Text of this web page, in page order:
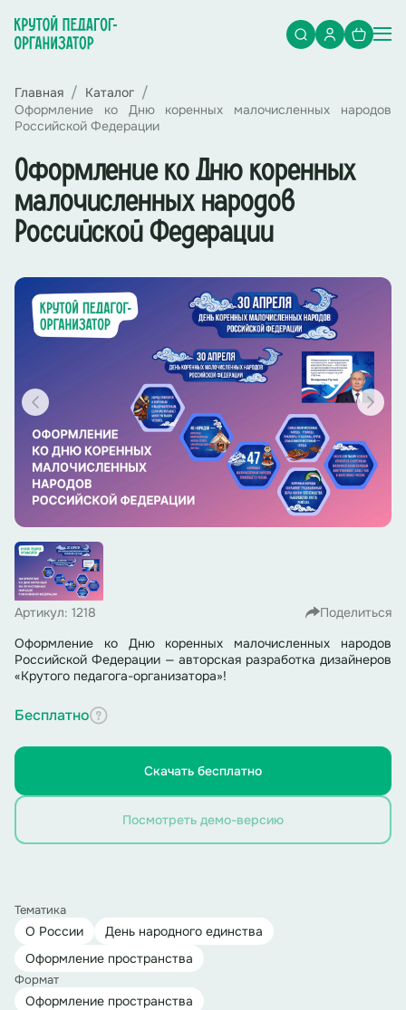
Главная
Каталог
Оформление ко Дню коренных малочисленных народов
Российской Федерации
Оформление ко Дню коренных
малочисленных народов
Российской Федерации
Артикул: 1218
Поделиться
Оформление ко Дню коренных малочисленных народов
Российской Федерации — авторская разработка дизайнеров
«Крутого педагога-организатора»!
Бесплатно
Скачать бесплатно
Посмотреть демо-версию
Тематика
О России
День народного единства
Оформление пространства
Формат
Оформление пространства